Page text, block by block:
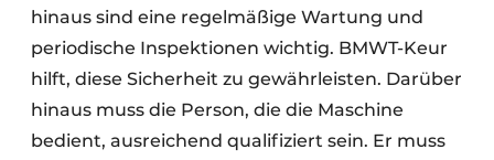
hinaus sind eine regelmäßige Wartung und
periodische Inspektionen wichtig. BMWT-Keur
hilft, diese Sicherheit zu gewährleisten. Darüber
hinaus muss die Person, die die Maschine
bedient, ausreichend qualifiziert sein. Er muss